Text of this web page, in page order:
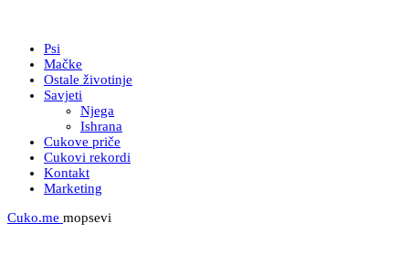
Psi
Mačke
Ostale životinje
Savjeti
Njega
Ishrana
Cukove priče
Cukovi rekordi
Kontakt
Marketing
Cuko.me mopsevi